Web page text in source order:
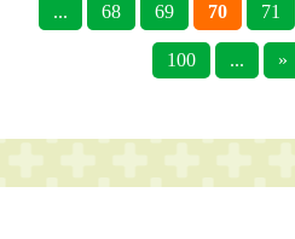
... 68 69 70 71
100 ... »